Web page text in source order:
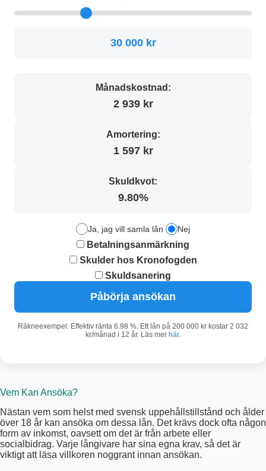
30 000 kr
Månadskostnad:
2 939 kr
Amortering:
1 597 kr
Skuldkvot:
9.80%
Ja, jag vill samla lån Nej
Betalningsanmärkning
Skulder hos Kronofogden
Skuldsanering
Påbörja ansökan
Räkneexempel: Effektiv ränta 6.98 %. Ett lån på 200 000 kr kostar 2 032
kr/månad i 12 år. Läs mer här.
Vem Kan Ansöka?
Nästan vem som helst med svensk uppehållstillstånd och ålder
över 18 år kan ansöka om dessa lån. Det krävs dock ofta någon
form av inkomst, oavsett om det är från arbete eller
socialbidrag. Varje långivare har sina egna krav, så det är
viktigt att läsa villkoren noggrant innan ansökan.